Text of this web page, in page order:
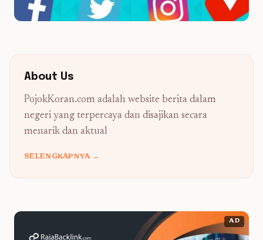
About Us
PojokKoran.com adalah website berita dalam
negeri yang terpercaya dan disajikan secara
menarik dan aktual
SELENGKAPNYA →
AD